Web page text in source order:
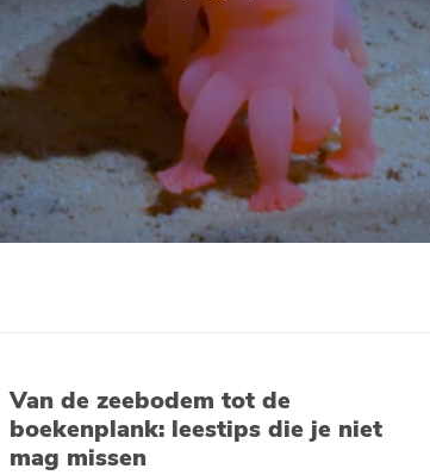
Van de zeebodem tot de
boekenplank: leestips die je niet
mag missen